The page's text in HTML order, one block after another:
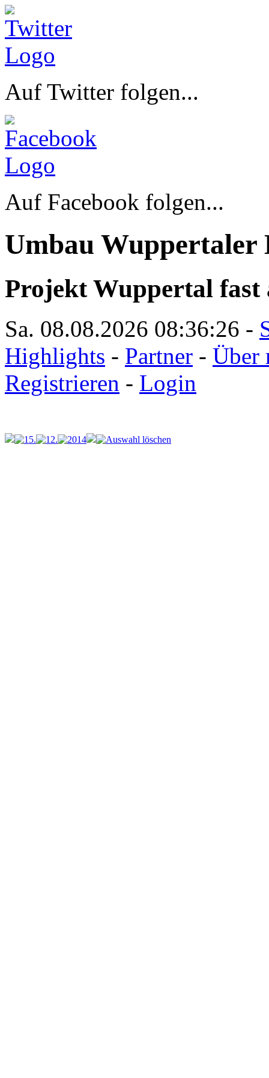
Auf Twitter folgen...
Auf Facebook folgen...
Umbau Wuppertaler
Projekt Wuppertal fast
Sa. 08.08.2026 08:36:26 -
Highlights - Partner - Über
Registrieren - Login